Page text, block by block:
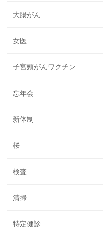
大腸がん
女医
子宮頸がんワクチン
忘年会
新体制
桜
検査
清掃
特定健診